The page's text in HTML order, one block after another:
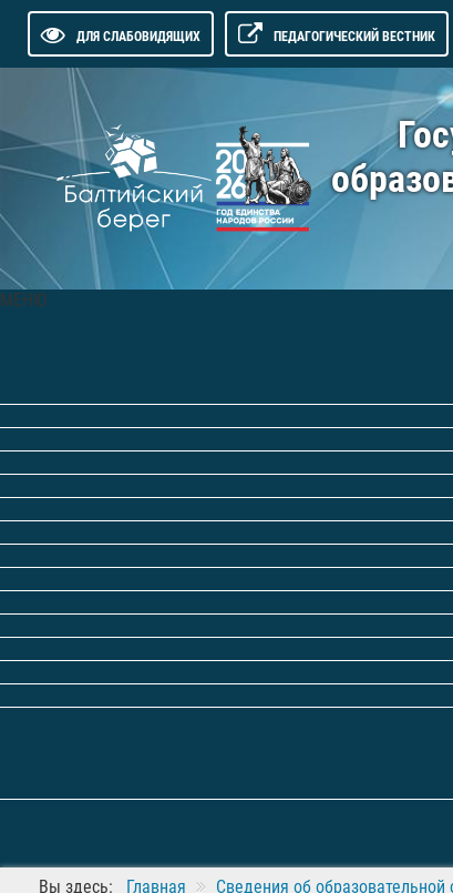
ДЛЯ СЛАБОВИДЯЩИХ ПЕДАГОГИЧЕСКИЙ ВЕСТНИК
МЕНЮ
Вы здесь: Главная Сведения об образовательной